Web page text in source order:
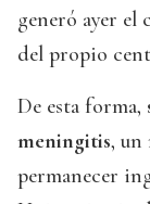
generó ayer el
del propio
De esta forma,
meningitis, un
permanecer